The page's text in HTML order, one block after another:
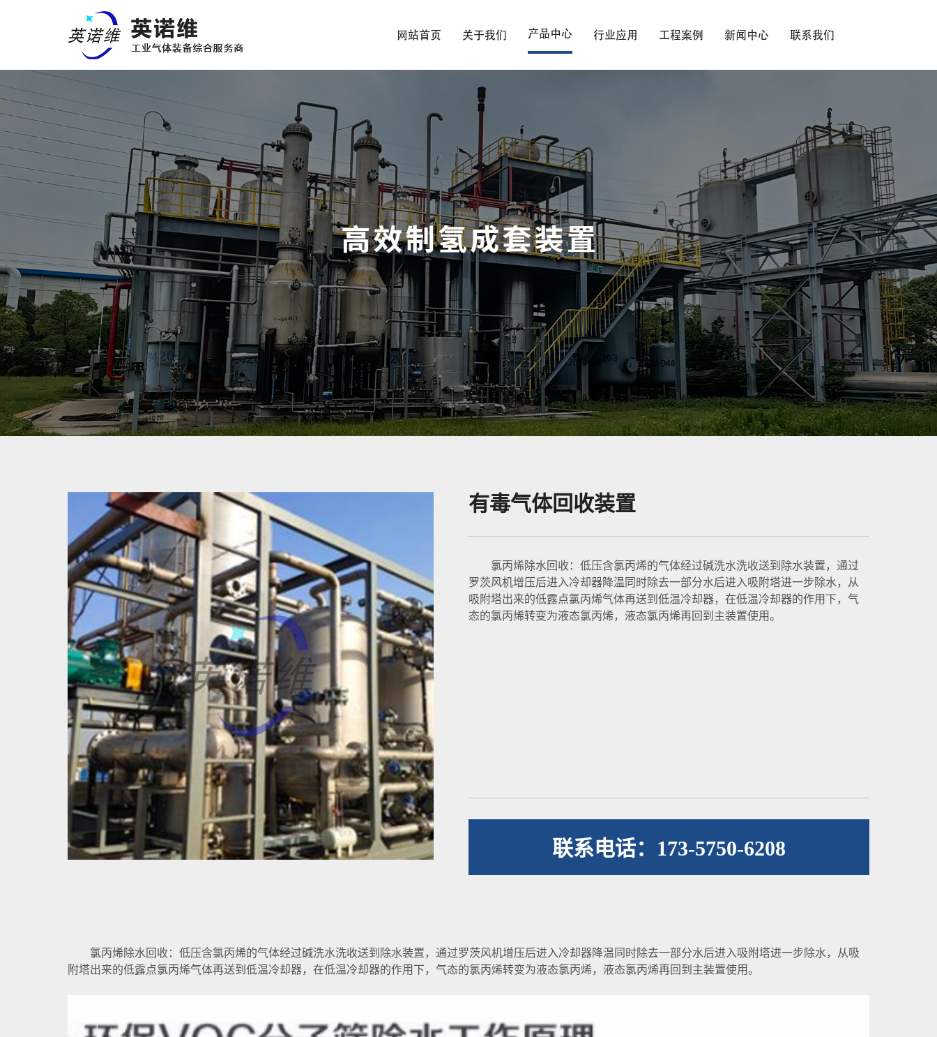
网站首页 关于我们 产品中心 行业应用 工程案例 新闻中心 联系我们
有毒气体回收装置
氯丙烯除水回收：低压含氯丙烯的气体经过碱洗水洗收送到除水装置，通过
罗茨风机增压后进入冷却器降温同时除去一部分水后进入吸附塔进一步除水，从
吸附塔出来的低露点氯丙烯气体再送到低温冷却器，在低温冷却器的作用下，气
态的氯丙烯转变为液态氯丙烯，液态氯丙烯再回到主装置使用。
联系电话：173-5750-6208
氯丙烯除水回收：低压含氯丙烯的气体经过碱洗水洗收送到除水装置，通过罗茨风机增压后进入冷却器降温同时除去一部分水后进入吸附塔进一步除水，从吸
附塔出来的低露点氯丙烯气体再送到低温冷却器，在低温冷却器的作用下，气态的氯丙烯转变为液态氯丙烯，液态氯丙烯再回到主装置使用。